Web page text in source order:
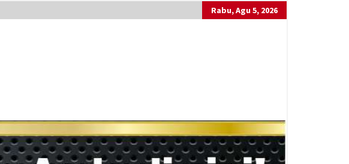
Rabu, Agu 5, 2026